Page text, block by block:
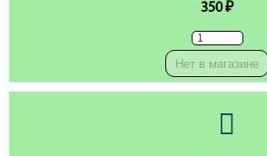
350 ₽
Нет в магазине